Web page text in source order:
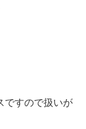
ですので扱いが